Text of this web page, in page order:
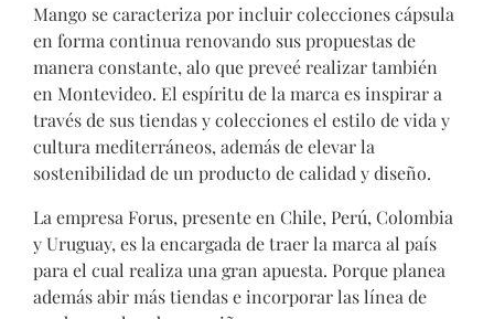
Mango se caracteriza por incluir colecciones cápsula
en forma continua renovando sus propuestas de
manera constante, alo que preveé realizar también
en Montevideo. El espíritu de la marca es inspirar a
través de sus tiendas y colecciones el estilo de vida y
cultura mediterráneos, además de elevar la
sostenibilidad de un producto de calidad y diseño.
La empresa Forus, presente en Chile, Perú, Colombia
y Uruguay, es la encargada de traer la marca al país
para el cual realiza una gran apuesta. Porque planea
además abir más tiendas e incorporar las línea de